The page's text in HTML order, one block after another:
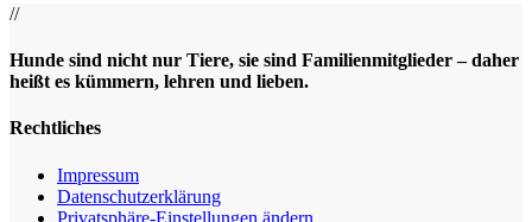
//
Hunde sind nicht nur Tiere, sie sind Familienmitglieder – daher
heißt es kümmern, lehren und lieben.
Rechtliches
Impressum
Datenschutz­erklärung
Privatsphäre-Einstellungen ändern